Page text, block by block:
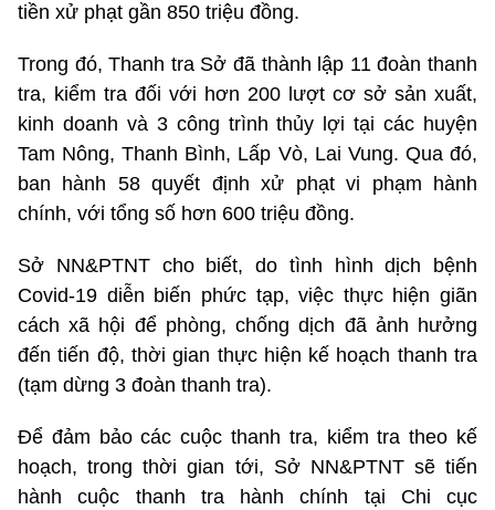
tiền xử phạt gần 850 triệu đồng.
Trong đó, Thanh tra Sở đã thành lập 11 đoàn thanh
tra, kiểm tra đối với hơn 200 lượt cơ sở sản xuất,
kinh doanh và 3 công trình thủy lợi tại các huyện
Tam Nông, Thanh Bình, Lấp Vò, Lai Vung. Qua đó,
ban hành 58 quyết định xử phạt vi phạm hành
chính, với tổng số hơn 600 triệu đồng.
Sở NN&PTNT cho biết, do tình hình dịch bệnh
Covid-19 diễn biến phức tạp, việc thực hiện giãn
cách xã hội để phòng, chống dịch đã ảnh hưởng
đến tiến độ, thời gian thực hiện kế hoạch thanh tra
(tạm dừng 3 đoàn thanh tra).
Để đảm bảo các cuộc thanh tra, kiểm tra theo kế
hoạch, trong thời gian tới, Sở NN&PTNT sẽ tiến
hành cuộc thanh tra hành chính tại Chi cục